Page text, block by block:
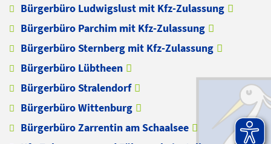
Bürgerbüro Ludwigslust mit Kfz-Zulassung
Bürgerbüro Parchim mit Kfz-Zulassung
Bürgerbüro Sternberg mit Kfz-Zulassung
Bürgerbüro Lübtheen
Bürgerbüro Stralendorf
Bürgerbüro Wittenburg
Bürgerbüro Zarrentin am Schaalsee